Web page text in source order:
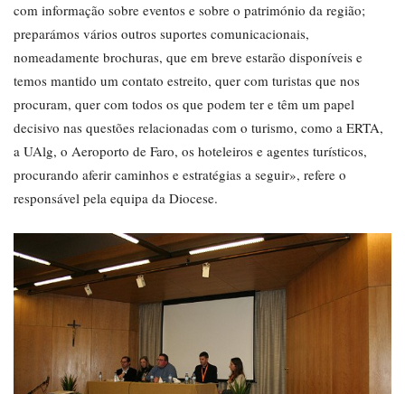
com informação sobre eventos e sobre o património da região;
preparámos vários outros suportes comunicacionais,
nomeadamente brochuras, que em breve estarão disponíveis e
temos mantido um contato estreito, quer com turistas que nos
procuram, quer com todos os que podem ter e têm um papel
decisivo nas questões relacionadas com o turismo, como a ERTA,
a UAlg, o Aeroporto de Faro, os hoteleiros e agentes turísticos,
procurando aferir caminhos e estratégias a seguir», refere o
responsável pela equipa da Diocese.